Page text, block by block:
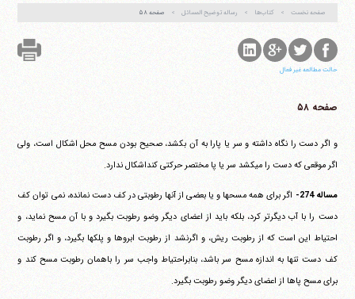
صفحه نخست کتاب‌ها رساله توضیح المسائل صفحه ۵۸
حالت مطالعه غیر فعال
صفحه ۵۸
و اگر دست را نگاه داشته و سر یا پارا به آن بکشد، صحیح بودن مسح محل اشکال است، ولی
اگر موقعی که دست را می‎کشد سر یا پا مختصر حرکتی کنداشکال ندارد.
مساله 274-
اگر برای همه مسحها و یا بعضی از آنها رطوبتی در کف دست نمانده، نمی توان کف
دست را با آب دیگرتر کرد، بلکه باید از اعضای دیگر وضو رطوبت بگیرد و با آن مسح نماید، و
احتیاط این است که از رطوبت ریش، و اگرنشد از رطوبت ابروها و پلکها بگیرد، و اگر رطوبت
کف دست تنها به اندازه مسح سر باشد، بنابراحتیاط واجب سر را باهمان رطوبت مسح کند و
برای مسح پاها از اعضای دیگر وضو رطوبت بگیرد.